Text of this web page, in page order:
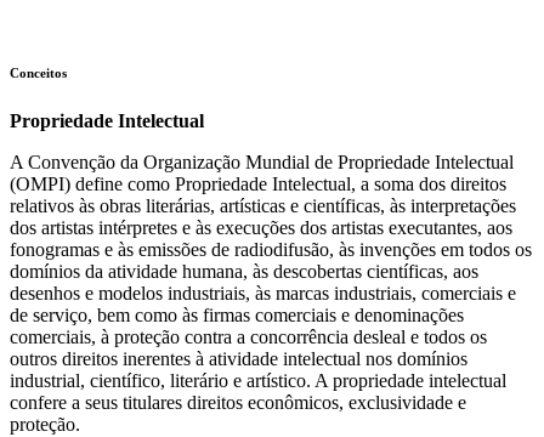
Conceitos
Propriedade Intelectual
A Convenção da Organização Mundial de Propriedade Intelectual
(OMPI) define como Propriedade Intelectual, a soma dos direitos
relativos às obras literárias, artísticas e científicas, às interpretações
dos artistas intérpretes e às execuções dos artistas executantes, aos
fonogramas e às emissões de radiodifusão, às invenções em todos os
domínios da atividade humana, às descobertas científicas, aos
desenhos e modelos industriais, às marcas industriais, comerciais e
de serviço, bem como às firmas comerciais e denominações
comerciais, à proteção contra a concorrência desleal e todos os
outros direitos inerentes à atividade intelectual nos domínios
industrial, científico, literário e artístico. A propriedade intelectual
confere a seus titulares direitos econômicos, exclusividade e
proteção.